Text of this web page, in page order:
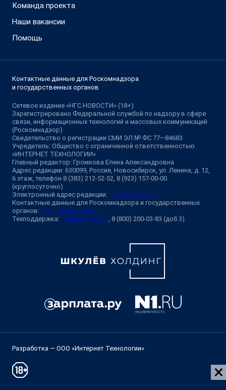
Команда проекта
Наши вакансии
Помощь
Контактные данные для Роскомнадзора
и государственных органов
Сетевое издание «НГС.НОВОСТИ» (18+)
Зарегистрировано Федеральной службой по надзору в сфере
связи, информационных технологий и массовых коммуникаций
(Роскомнадзор)
Свидетельство о регистрации СМИ ЭЛ № ФС 77—84683
Учредитель: Общество с ограниченной ответственностью
«ИНТЕРНЕТ ТЕХНОЛОГИИ»
Главный редактор: Громкова Елена Александровна
Адрес редакции: 630099, Россия, Новосибирск, ул. Ленина, д. 12,
6 этаж, телефон 8 (383) 212-52-52, 8 (923) 157-00-00
(круглосуточно)
Электронный адрес редакции: ngs@shkulev.ru
Контактные данные для Роскомнадзора и государственных
органов: juristnsk@shkulev.ru
Техподдержка: help@shkulev.ru , 8 (800) 200-03-83 (доб.3)
Разработка — ООО «Интернет Технологии»